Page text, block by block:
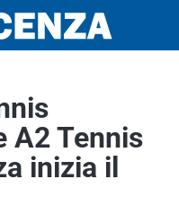
A2 Tennis
inizia il